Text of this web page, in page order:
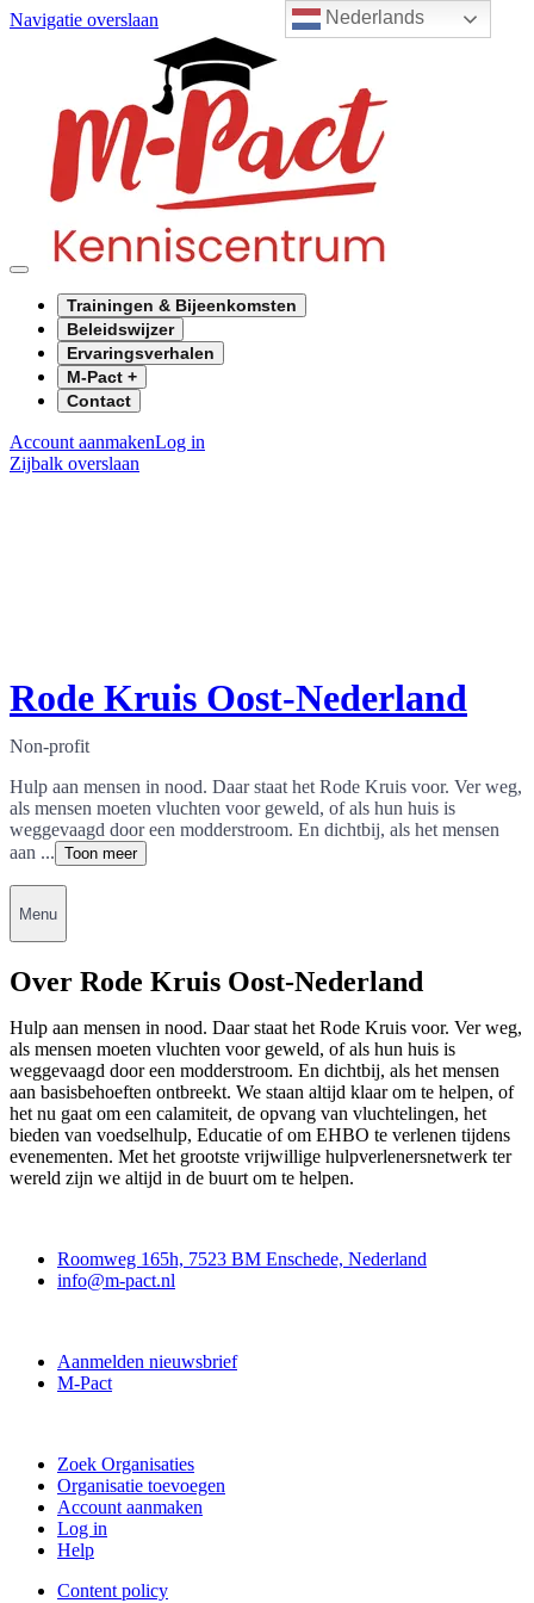
Nederlands
Navigatie overslaan
Trainingen & Bijeenkomsten
Beleidswijzer
Ervaringsverhalen
M-Pact +
Contact
Account aanmakenLog in
Zijbalk overslaan
Rode Kruis Oost-Nederland
Non-profit
Hulp aan mensen in nood. Daar staat het Rode Kruis voor. Ver weg,
als mensen moeten vluchten voor geweld, of als hun huis is
weggevaagd door een modderstroom. En dichtbij, als het mensen
aan ... Toon meer
Menu
Over Rode Kruis Oost-Nederland
Hulp aan mensen in nood. Daar staat het Rode Kruis voor. Ver weg,
als mensen moeten vluchten voor geweld, of als hun huis is
weggevaagd door een modderstroom. En dichtbij, als het mensen
aan basisbehoeften ontbreekt. We staan altijd klaar om te helpen, of
het nu gaat om een calamiteit, de opvang van vluchtelingen, het
bieden van voedselhulp, Educatie of om EHBO te verlenen tijdens
evenementen. Met het grootste vrijwillige hulpverlenersnetwerk ter
wereld zijn we altijd in de buurt om te helpen.
Roomweg 165h, 7523 BM Enschede, Nederland
info@m-pact.nl
Aanmelden nieuwsbrief
M-Pact
Zoek Organisaties
Organisatie toevoegen
Account aanmaken
Log in
Help
Content policy